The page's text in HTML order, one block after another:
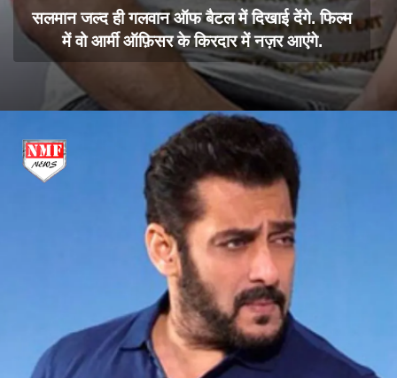
सलमान जल्द ही गलवान ऑफ बैटल में दिखाई देंगे. फिल्म
में वो आर्मी ऑफ़िसर के किरदार में नज़र आएंगे.